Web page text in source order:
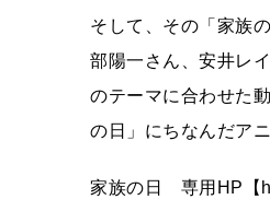
そして、その「家族
部陽一さん、安井レ
のテーマに合わせた
の日」にちなんだア
家族の日 専用HP【